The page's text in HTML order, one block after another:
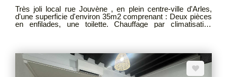
Très joli local rue Jouvène , en plein centre-ville d'Arles,
d'une superficie d'environ 35m2 comprenant : Deux pièces
en enfilades, une toilette. Chauffage par climatisation